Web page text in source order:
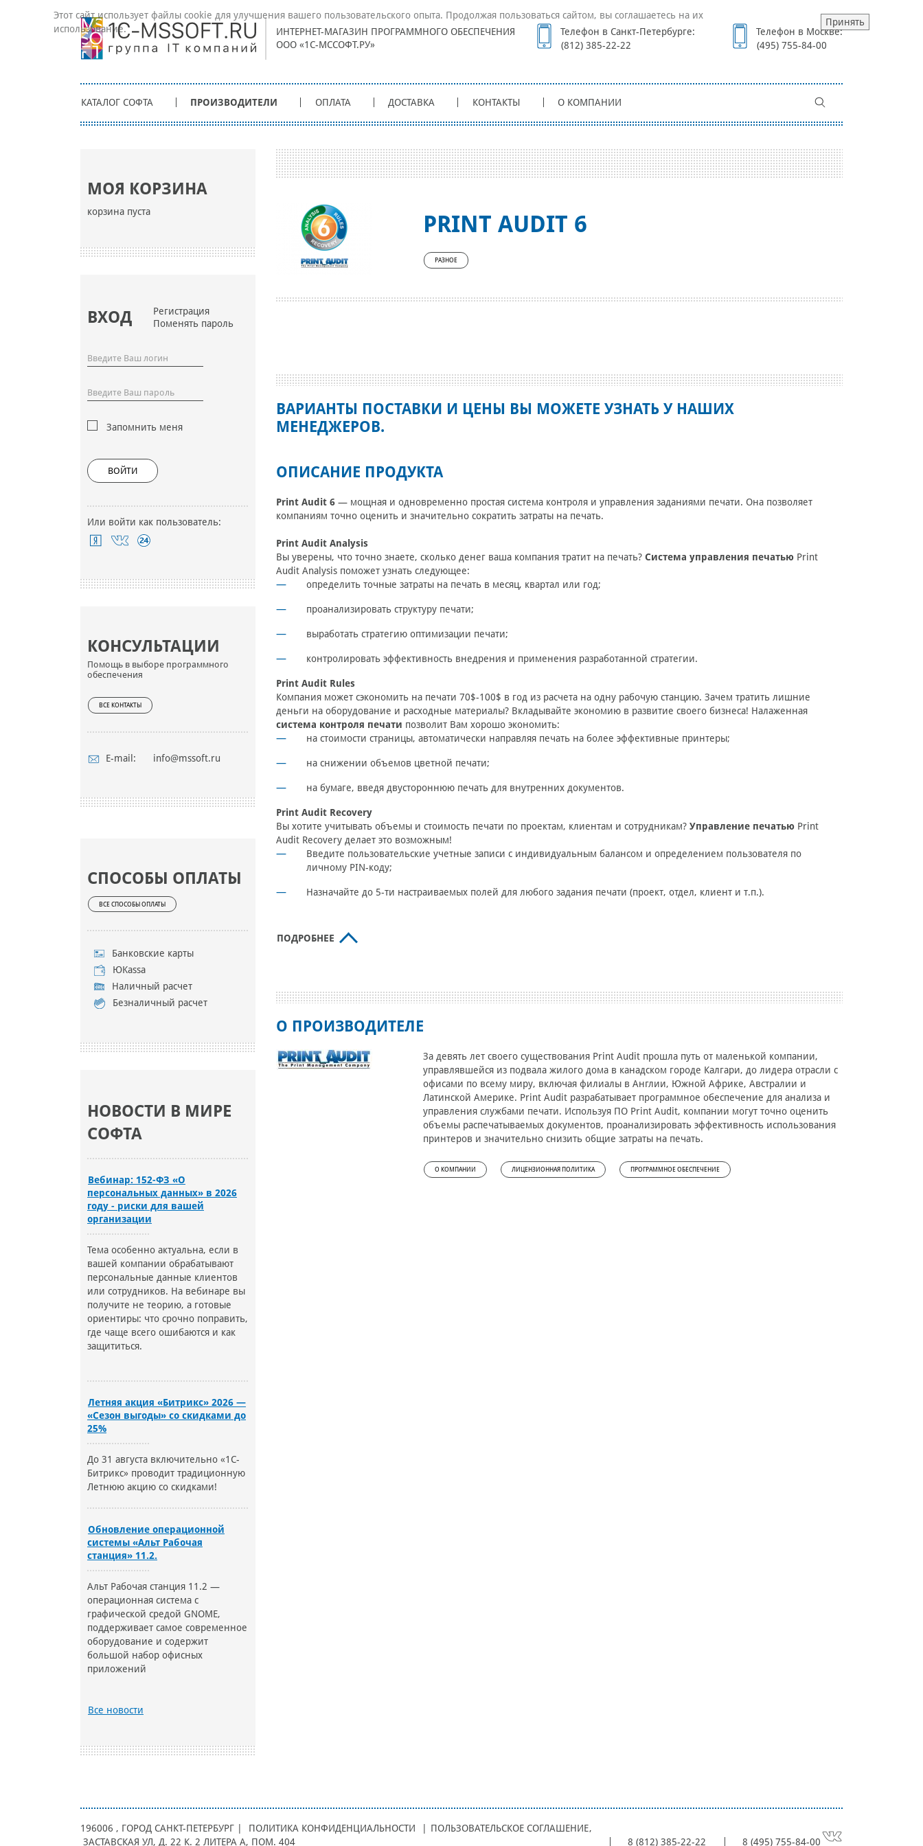
ИНТЕРНЕТ-МАГАЗИН ПРОГРАММНОГО ОБЕСПЕЧЕНИЯ
ООО «1С-МССОФТ.РУ»
Телефон в Санкт-Петербурге:
(812) 385-22-22
Телефон в Москве:
(495) 755-84-00
КАТАЛОГ СОФТА ПРОИЗВОДИТЕЛИ ОПЛАТА ДОСТАВКА КОНТАКТЫ О КОМПАНИИ
МОЯ КОРЗИНА
корзина пуста
ВХОД
Регистрация
Поменять пароль
Запомнить меня
ВОЙТИ
Или войти как пользователь:
КОНСУЛЬТАЦИИ
Помощь в выборе программного
обеспечения
ВСЕ КОНТАКТЫ
E-mail: info@mssoft.ru
СПОСОБЫ ОПЛАТЫ
ВСЕ СПОСОБЫ ОПЛАТЫ
Банковские карты
ЮKassa
Наличный расчет
Безналичный расчет
НОВОСТИ В МИРЕ
СОФТА
Вебинар: 152-ФЗ «О
персональных данных» в 2026
году - риски для вашей
организации
Тема особенно актуальна, если в
вашей компании обрабатывают
персональные данные клиентов
или сотрудников. На вебинаре вы
получите не теорию, а готовые
ориентиры: что срочно поправить,
где чаще всего ошибаются и как
защититься.
Летняя акция «Битрикс» 2026 —
«Сезон выгоды» со скидками до
25%
До 31 августа включительно «1С-
Битрикс» проводит традиционную
Летнюю акцию со скидками!
Обновление операционной
системы «Альт Рабочая
станция» 11.2.
Альт Рабочая станция 11.2 —
операционная система с
графической средой GNOME,
поддерживает самое современное
оборудование и содержит
большой набор офисных
приложений
Все новости
PRINT AUDIT 6
РАЗНОЕ
ВАРИАНТЫ ПОСТАВКИ И ЦЕНЫ ВЫ МОЖЕТЕ УЗНАТЬ У НАШИХ
МЕНЕДЖЕРОВ.
ОПИСАНИЕ ПРОДУКТА
Print Audit 6 — мощная и одновременно простая система контроля и управления заданиями печати. Она позволяет
компаниям точно оценить и значительно сократить затраты на печать.
Print Audit Analysis
Вы уверены, что точно знаете, сколько денег ваша компания тратит на печать? Система управления печатью Print
Audit Analysis поможет узнать следующее:
определить точные затраты на печать в месяц, квартал или год;
проанализировать структуру печати;
выработать стратегию оптимизации печати;
контролировать эффективность внедрения и применения разработанной стратегии.
Print Audit Rules
Компания может сэкономить на печати 70$-100$ в год из расчета на одну рабочую станцию. Зачем тратить лишние
деньги на оборудование и расходные материалы? Вкладывайте экономию в развитие своего бизнеса! Налаженная
система контроля печати позволит Вам хорошо экономить:
на стоимости страницы, автоматически направляя печать на более эффективные принтеры;
на снижении объемов цветной печати;
на бумаге, введя двустороннюю печать для внутренних документов.
Print Audit Recovery
Вы хотите учитывать объемы и стоимость печати по проектам, клиентам и сотрудникам? Управление печатью Print
Audit Recovery делает это возможным!
Введите пользовательские учетные записи с индивидуальным балансом и определением пользователя по
личному PIN-коду;
Назначайте до 5-ти настраиваемых полей для любого задания печати (проект, отдел, клиент и т.п.).
ПОДРОБНЕЕ
О ПРОИЗВОДИТЕЛЕ
За девять лет своего существования Print Audit прошла путь от маленькой компании,
управлявшейся из подвала жилого дома в канадском городе Калгари, до лидера отрасли с
офисами по всему миру, включая филиалы в Англии, Южной Африке, Австралии и
Латинской Америке. Print Audit разрабатывает программное обеспечение для анализа и
управления службами печати. Используя ПО Print Audit, компании могут точно оценить
объемы распечатываемых документов, проанализировать эффективность использования
принтеров и значительно снизить общие затраты на печать.
О КОМПАНИИ ЛИЦЕНЗИОННАЯ ПОЛИТИКА ПРОГРАММНОЕ ОБЕСПЕЧЕНИЕ
196006 , ГОРОД САНКТ-ПЕТЕРБУРГ | ПОЛИТИКА КОНФИДЕНЦИАЛЬНОСТИ ПОЛЬЗОВАТЕЛЬСКОЕ СОГЛАШЕНИЕ,
ЗАСТАВСКАЯ УЛ, Д. 22 К. 2 ЛИТЕРА А, ПОМ. 404
8 (812) 385-22-22 8 (495) 755-84-00
Этот сайт использует файлы cookie для улучшения вашего пользовательского опыта. Продолжая пользоваться сайтом, вы соглашаетесь на их
использование.
Принять